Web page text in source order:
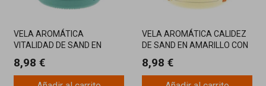
VELA AROMÁTICA
VITALIDAD DE SAND EN
FRAGANCIA FRESCA
8,98 €
VELA AROMÁTICA CALIDEZ
DE SAND EN AMARILLO CON
8,98 €